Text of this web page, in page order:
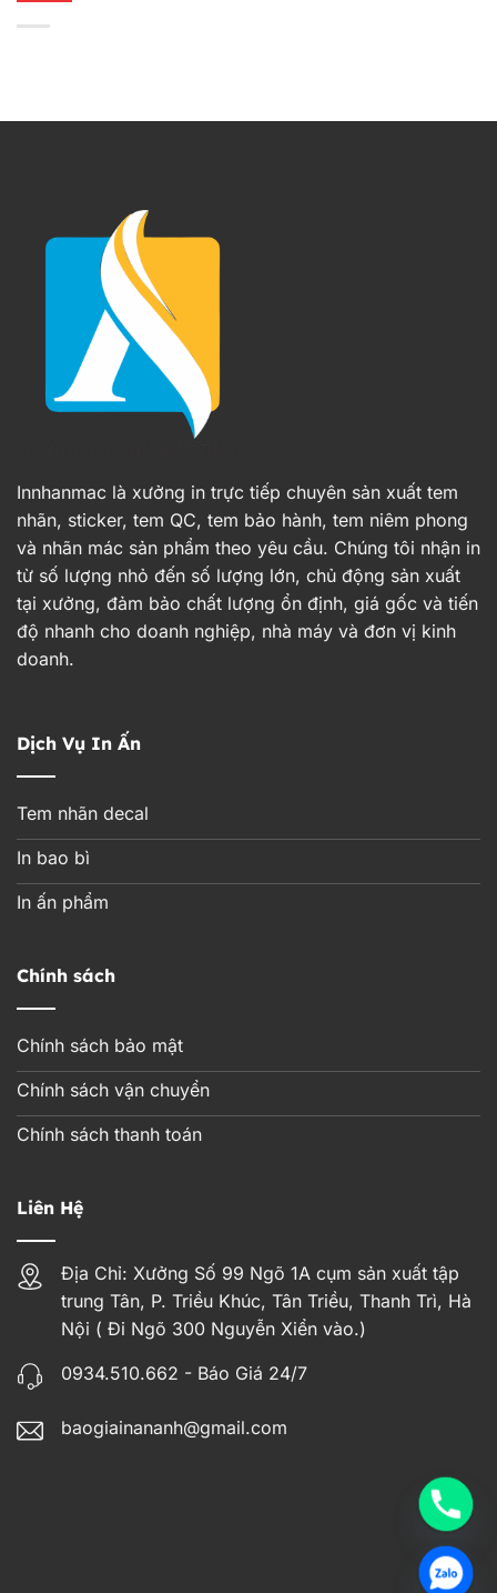
Innhanmac là xưởng in trực tiếp chuyên sản xuất tem
nhãn, sticker, tem QC, tem bảo hành, tem niêm phong
và nhãn mác sản phẩm theo yêu cầu. Chúng tôi nhận in
từ số lượng nhỏ đến số lượng lớn, chủ động sản xuất
tại xưởng, đảm bảo chất lượng ổn định, giá gốc và tiến
độ nhanh cho doanh nghiệp, nhà máy và đơn vị kinh
doanh.
Dịch Vụ In Ấn
Tem nhãn decal
In bao bì
In ấn phẩm
Chính sách
Chính sách bảo mật
Chính sách vận chuyển
Chính sách thanh toán
Liên Hệ
Địa Chỉ: Xưởng Số 99 Ngõ 1A cụm sản xuất tập
trung Tân, P. Triều Khúc, Tân Triều, Thanh Trì, Hà
Nội ( Đi Ngõ 300 Nguyễn Xiển vào.)
0934.510.662 - Báo Giá 24/7
baogiainananh@gmail.com